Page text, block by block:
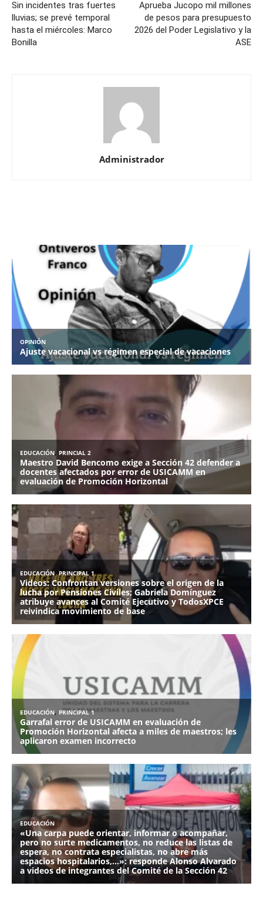
Sin incidentes tras fuertes
lluvias; se prevé temporal
hasta el miércoles: Marco
Bonilla
Aprueba Jucopo mil millones
de pesos para presupuesto
2026 del Poder Legislativo y la
ASE
Administrador